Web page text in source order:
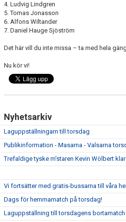
4. Ludvig Lindgren
5. Tomas Jonasson
6. Alfons Wiltander
7. Daniel Hauge Sjöström
Det här vill du inte missa – ta med hela
Nu kör vi!
Nyhetsarkiv
Laguppställningarn till torsdag
Publikinformation - Masarna - Valsarna
Trefaldige tyske m'staren Kevin Wölbert
Vi fortsätter med gratis-bussarna till våra
Dags för hemmamatch på torsdag!
Laguppställning till torsdagens bortamatch